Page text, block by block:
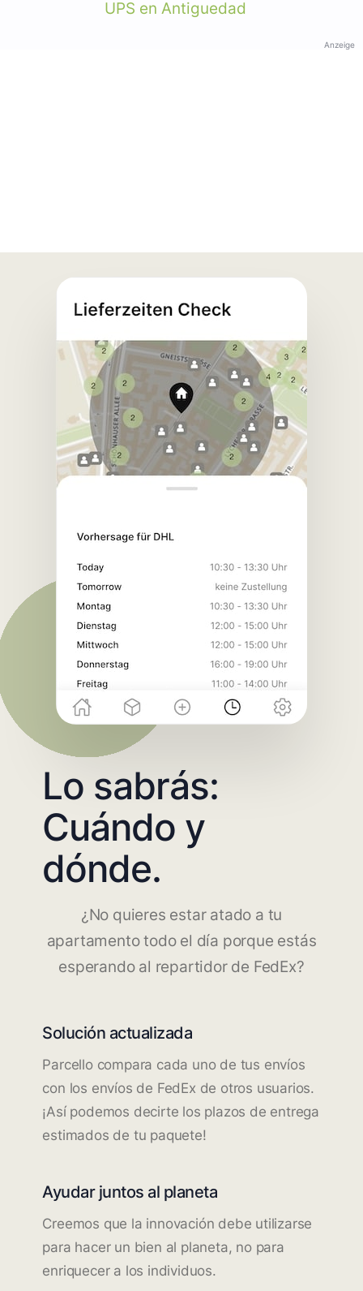
UPS en Antiguedad
Anzeige
Lo sabrás:
Cuándo y
dónde.
¿No quieres estar atado a tu
apartamento todo el día porque estás
esperando al repartidor de FedEx?
Solución actualizada
Parcello compara cada uno de tus envíos
con los envíos de FedEx de otros usuarios.
¡Así podemos decirte los plazos de entrega
estimados de tu paquete!
Ayudar juntos al planeta
Creemos que la innovación debe utilizarse
para hacer un bien al planeta, no para
enriquecer a los individuos.